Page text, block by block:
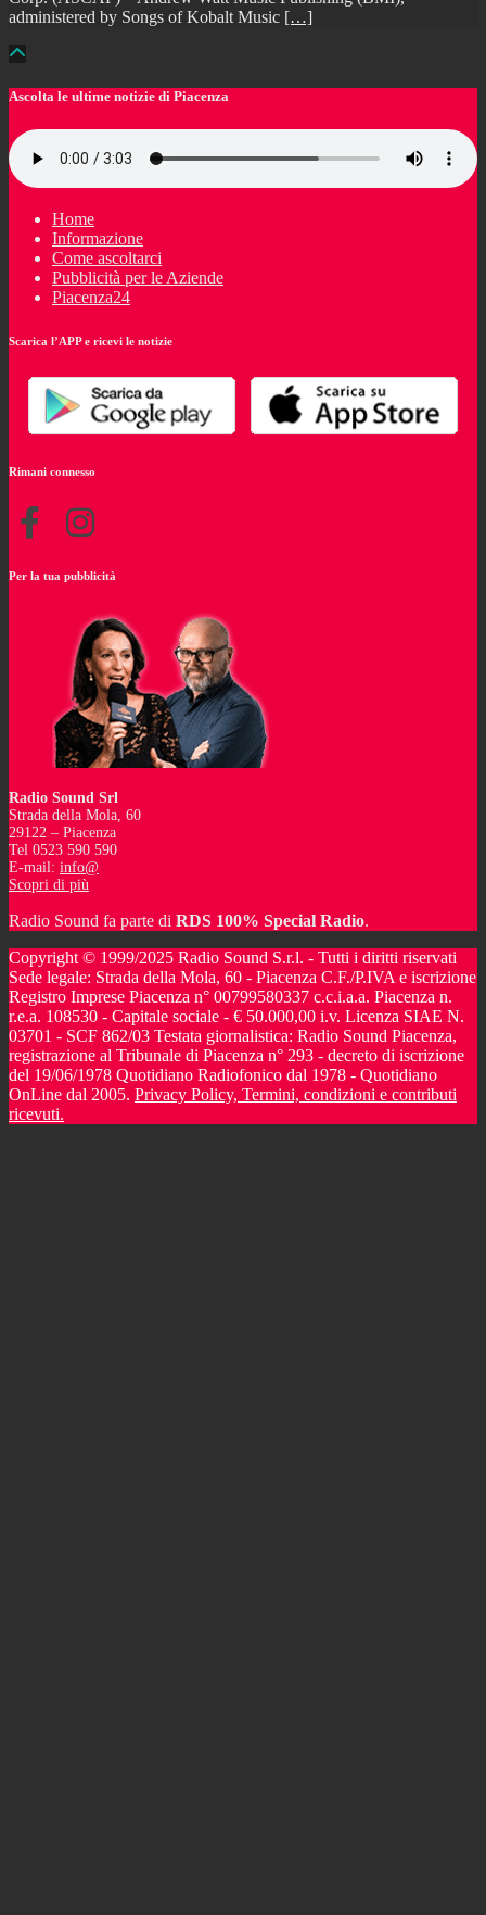
administered by Songs of Kobalt Music […]
Ascolta le ultime notizie di Piacenza
Home
Informazione
Come ascoltarci
Pubblicità per le Aziende
Piacenza24
Scarica l’APP e ricevi le notizie
Rimani connesso
Per la tua pubblicità
Radio Sound Srl
Strada della Mola, 60
29122 – Piacenza
Tel 0523 590 590
E-mail: info@
Scopri di più
Radio Sound fa parte di RDS 100% Special Radio.
Copyright © 1999/2025 Radio Sound S.r.l. - Tutti i diritti riservati
Sede legale: Strada della Mola, 60 - Piacenza C.F./P.IVA e iscrizione
Registro Imprese Piacenza n° 00799580337 c.c.i.a.a. Piacenza n.
r.e.a. 108530 - Capitale sociale - € 50.000,00 i.v. Licenza SIAE N.
03701 - SCF 862/03 Testata giornalistica: Radio Sound Piacenza,
registrazione al Tribunale di Piacenza n° 293 - decreto di iscrizione
del 19/06/1978 Quotidiano Radiofonico dal 1978 - Quotidiano
OnLine dal 2005. Privacy Policy, Termini, condizioni e contributi
ricevuti.